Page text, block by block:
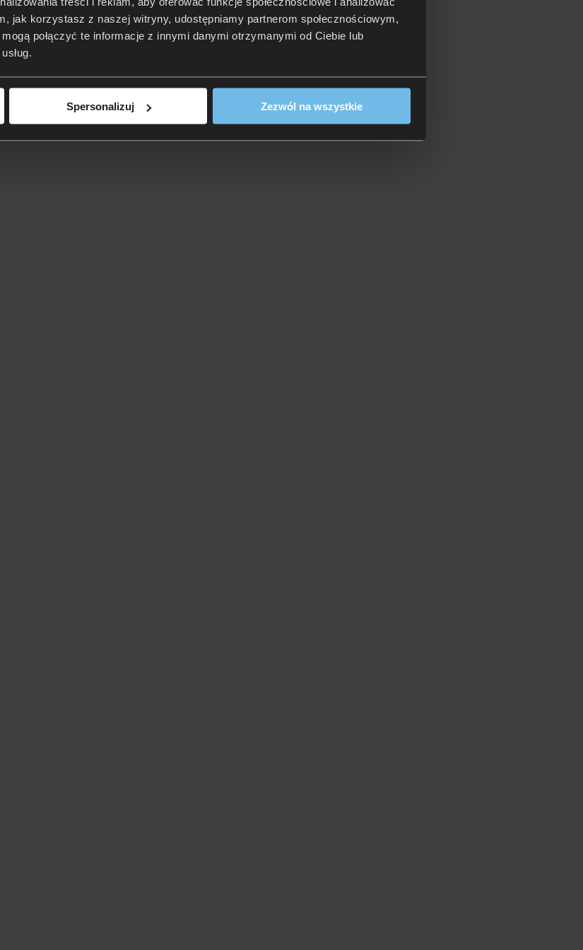
jak korzystasz z naszej witryny, udostępniamy partnerom społecznościowym,
połączyć te informacje z innymi danymi otrzymanymi od Ciebie lub
Spersonalizuj Zezwól na wszystkie